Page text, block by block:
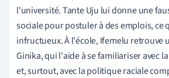
l'université. Tante Uju lui donne une
sociale pour postuler à des emplois, ce
infructueux. À l'école, Ifemelu retrouve
Ginika, qui l'aide à se familiariser avec
et, surtout, avec la politique raciale